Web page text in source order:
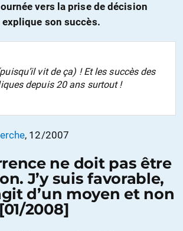
vers la prise de décision
son succès.
vit de ça) ! Et les succès des
depuis 20 ans surtout !
, 12/2007
ne doit pas être
J’y suis favorable,
d’un moyen et non
2008]